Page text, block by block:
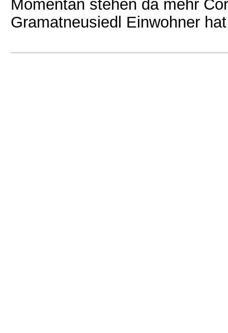
Momentan stehen da mehr
Gramatneusiedl Einwohner